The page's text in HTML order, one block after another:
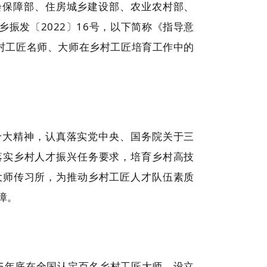
障部、住房城乡建设部、农业农村部、
振发〔2022〕16号，以下简称《指导意
匠名师、大师在乡村工匠培育工作中的
精神，认真落实党中央、国务院关于三
乡村人才振兴任务要求，培育乡村高技
传习所，为推动乡村工匠人才队伍素质